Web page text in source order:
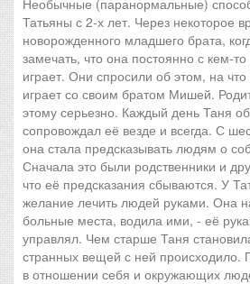
Необычные (паранормальные)
Татьяны с 2-х лет. Через некоторое
новорожденного младшего брата,
замечать, что она постоянно с кем-то
играет. Они спросили об этом, на что
играет со своим братом Мишей.
этому серьезно. Каждый день Таня
сопровождал её везде и всегда. С
она стала предсказывать людям о
Сначала это были родственники и
что её предсказания сбываются. У
желание лечить людей руками. Она
больные места, водила ими, - её
управлял. Чем старше Таня
странных вещей с ней происходило.
в отношении себя и окружающих